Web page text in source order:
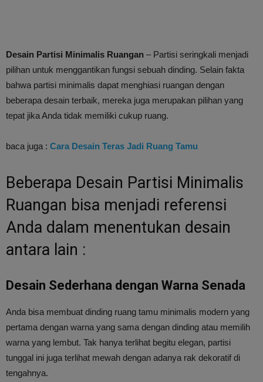
Desain Partisi Minimalis Ruangan – Partisi seringkali menjadi
pilihan untuk menggantikan fungsi sebuah dinding. Selain fakta
bahwa partisi minimalis dapat menghiasi ruangan dengan
beberapa desain terbaik, mereka juga merupakan pilihan yang
tepat jika Anda tidak memiliki cukup ruang.
baca juga : Cara Desain Teras Jadi Ruang Tamu
Beberapa Desain Partisi Minimalis
Ruangan bisa menjadi referensi
Anda dalam menentukan desain
antara lain :
Desain Sederhana dengan Warna Senada
Anda bisa membuat dinding ruang tamu minimalis modern yang
pertama dengan warna yang sama dengan dinding atau memilih
warna yang lembut. Tak hanya terlihat begitu elegan, partisi
tunggal ini juga terlihat mewah dengan adanya rak dekoratif di
tengahnya.